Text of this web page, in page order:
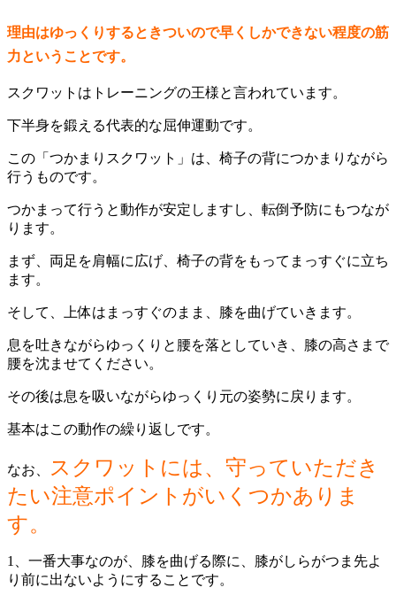
理由はゆっくりするときついので早くしかできない程度の筋
力ということです。
スクワットはトレーニングの王様と言われています。
下半身を鍛える代表的な屈伸運動です。
この「つかまりスクワット」は、椅子の背につかまりながら
行うものです。
つかまって行うと動作が安定しますし、転倒予防にもつなが
ります。
まず、両足を肩幅に広げ、椅子の背をもってまっすぐに立ち
ます。
そして、上体はまっすぐのまま、膝を曲げていきます。
息を吐きながらゆっくりと腰を落としていき、膝の高さまで
腰を沈ませてください。
その後は息を吸いながらゆっくり元の姿勢に戻ります。
基本はこの動作の繰り返しです。
なお、
スクワットには、守っていただき
たい注意ポイントがいくつかありま
す。
1、一番大事なのが、膝を曲げる際に、膝がしらがつま先よ
り前に出ないようにすることです。